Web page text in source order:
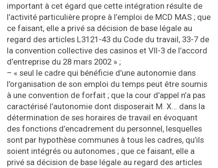
important à cet égard que cette intégration résulte de
l’activité particulière propre à l’emploi de MCD MAS ; que
ce faisant, elle a privé sa décision de base légale au
regard des articles L3121-43 du Code du travail, 33-7 de
la convention collective des casinos et VII-3 de l’accord
d’entreprise du 28 mars 2002 » ;
– « seul le cadre qui bénéficie d’une autonomie dans
l’organisation de son emploi du temps peut être soumis
à une convention de forfait ; que la cour d’appel n’a pas
caractérisé l’autonomie dont disposerait M. X… dans la
détermination de ses horaires de travail en évoquant
des fonctions d’encadrement du personnel, lesquelles
sont par hypothèse communes à tous les cadres, qu’ils
soient intégrés ou autonomes ; que ce faisant, elle a
privé sa décision de base légale au regard des articles